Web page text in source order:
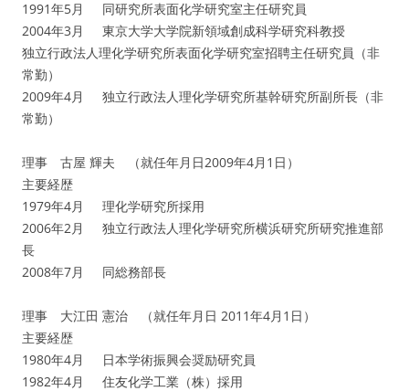
1991年5月 同研究所表面化学研究室主任研究員
2004年3月 東京大学大学院新領域創成科学研究科教授
独立行政法人理化学研究所表面化学研究室招聘主任研究員（非
常勤）
2009年4月 独立行政法人理化学研究所基幹研究所副所長（非
常勤）
理事 古屋 輝夫 （就任年月日2009年4月1日）
主要経歴
1979年4月 理化学研究所採用
2006年2月 独立行政法人理化学研究所横浜研究所研究推進部
長
2008年7月 同総務部長
理事 大江田 憲治 （就任年月日 2011年4月1日）
主要経歴
1980年4月 日本学術振興会奨励研究員
1982年4月 住友化学工業（株）採用